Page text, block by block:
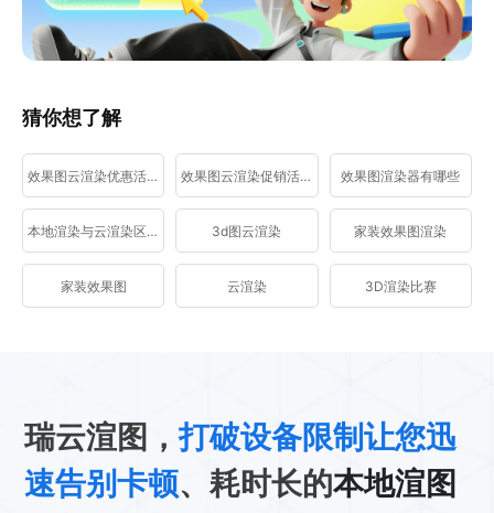
猜你想了解
效果图云渲染优惠活动 效果图云渲染促销活动 效果图渲染器有哪些
本地渲染与云渲染区别 3d图云渲染 家装效果图渲染
家装效果图 云渲染 3D渲染比赛
瑞云渲图，打破设备限制让您迅
速告别卡顿、耗时长的本地渲图